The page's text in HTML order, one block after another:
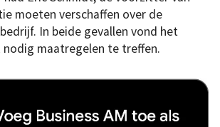
moeten verschaffen over de
In beide gevallen vond het
nodig maatregelen te treffen.